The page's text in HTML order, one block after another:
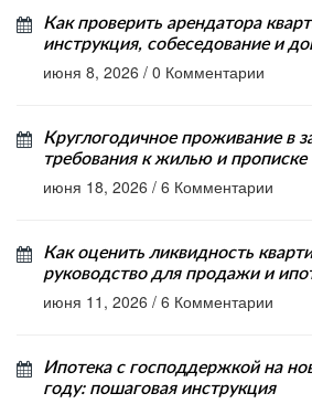
Как проверить арендатора
инструкция, собеседование и
июня 8, 2026 / 0 Комментарии
Круглогодичное проживание в
требования к жилью и прописке
июня 18, 2026 / 6 Комментарии
Как оценить ликвидность
руководство для продажи и
июня 11, 2026 / 6 Комментарии
Ипотека с господдержкой на
году: пошаговая инструкция